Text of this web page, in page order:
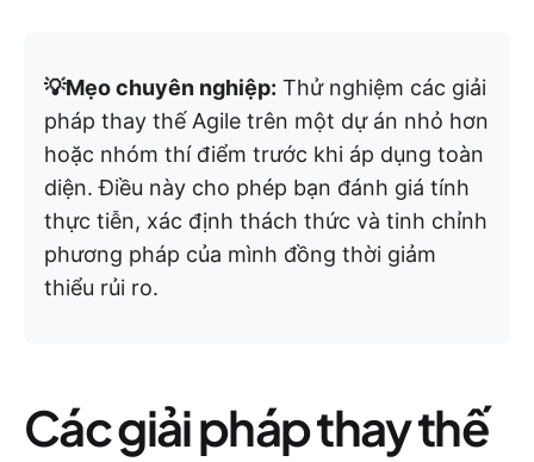
💡Mẹo chuyên nghiệp: Thử nghiệm các giải
pháp thay thế Agile trên một dự án nhỏ hơn
hoặc nhóm thí điểm trước khi áp dụng toàn
diện. Điều này cho phép bạn đánh giá tính
thực tiễn, xác định thách thức và tinh chỉnh
phương pháp của mình đồng thời giảm
thiểu rủi ro.
Các giải pháp thay thế